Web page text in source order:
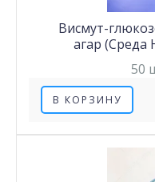
Висмут-
агар (Среда
50
В КОРЗИНУ